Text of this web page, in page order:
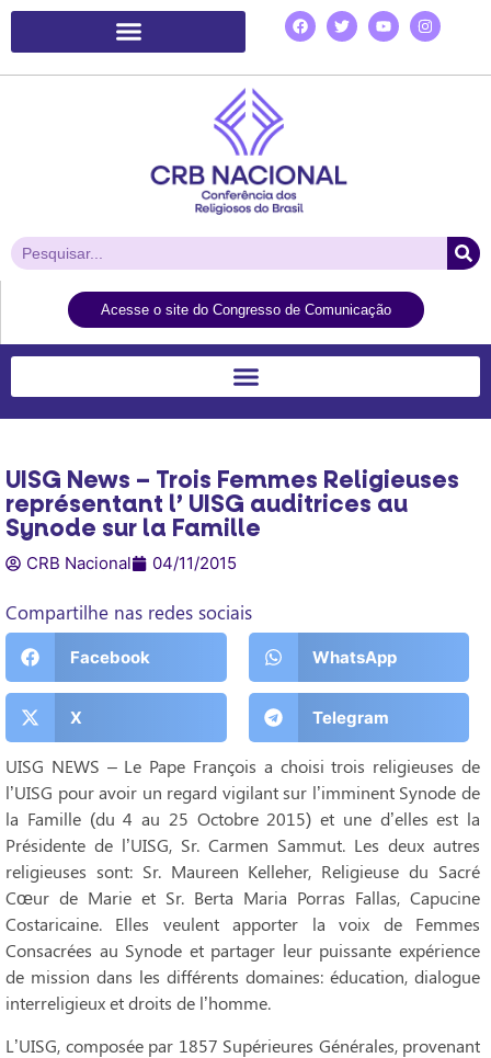
Acesse o site do Congresso de Comunicação
UISG News – Trois Femmes Religieuses
représentant l’ UISG auditrices au
Synode sur la Famille
CRB Nacional 04/11/2015
Compartilhe nas redes sociais
Facebook WhatsApp
X Telegram
UISG NEWS – Le Pape François a choisi trois religieuses de
l’UISG pour avoir un regard vigilant sur l’imminent Synode de
la Famille (du 4 au 25 Octobre 2015) et une d’elles est la
Présidente de l’UISG, Sr. Carmen Sammut. Les deux autres
religieuses sont: Sr. Maureen Kelleher, Religieuse du Sacré
Cœur de Marie et Sr. Berta Maria Porras Fallas, Capucine
Costaricaine. Elles veulent apporter la voix de Femmes
Consacrées au Synode et partager leur puissante expérience
de mission dans les différents domaines: éducation, dialogue
interreligieux et droits de l’homme.
L’UISG, composée par 1857 Supérieures Générales, provenant